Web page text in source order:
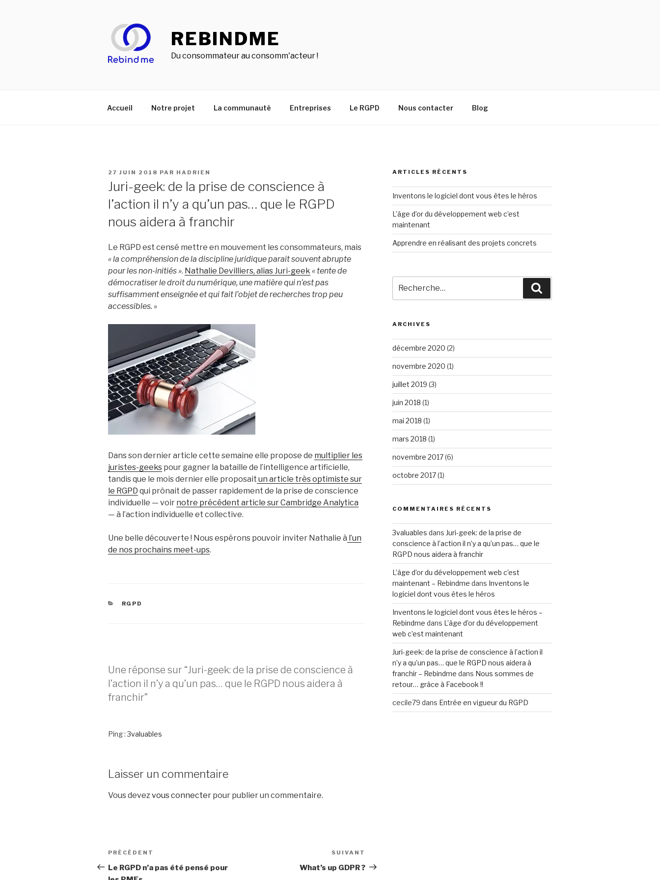
REBINDME
Du consommateur au consomm'acteur !
Accueil Notre projet La communauté Entreprises Le RGPD Nous contacter Blog
PUBLIÉ
27 JUIN 2018 PAR HADRIEN
Juri-geek: de la prise de conscience à
l’action il n’y a qu’un pas… que le RGPD
nous aidera à franchir
Le RGPD est censé mettre en mouvement les consommateurs, mais
« la compréhension de la discipline juridique paraît souvent abrupte
pour les non-initiés ». Nathalie Devilliers, alias Juri-geek « tente de
démocratiser le droit du numérique, une matière qui n’est pas
suffisamment enseignée et qui fait l’objet de recherches trop peu
accessibles. »
Dans son dernier article cette semaine elle propose de multiplier les
juristes-geeks pour gagner la bataille de l’intelligence artificielle,
tandis que le mois dernier elle proposait un article très optimiste sur
le RGPD qui prônait de passer rapidement de la prise de conscience
individuelle — voir notre précédent article sur Cambridge Analytica
— à l’action individuelle et collective.
Une belle découverte ! Nous espérons pouvoir inviter Nathalie à l’un
de nos prochains meet-ups.
CATÉGORIES
RGPD
Une réponse sur “Juri-geek: de la prise de conscience à
l’action il n’y a qu’un pas… que le RGPD nous aidera à
franchir”
Ping :3valuables
Laisser un commentaire
Vous devez vous connecter pour publier un commentaire.
Navigation
de
Article
précédent
PRÉCÉDENT
Le RGPD n’a pas été pensé pour
suivant
SUIVANT
What’s up GDPR ?
ARTICLES RÉCENTS
Inventons le logiciel dont vous êtes le héros
L’âge d’or du développement web c’est
maintenant
Apprendre en réalisant des projets concrets
pour
:
ARCHIVES
décembre 2020 (2)
novembre 2020 (1)
juillet 2019 (3)
juin 2018 (1)
mai 2018 (1)
mars 2018 (1)
novembre 2017(6)
octobre 2017(1)
COMMENTAIRES RÉCENTS
3valuables dans Juri-geek: de la prise de
conscience à l’action il n’y a qu’un pas… que le
RGPD nous aidera à franchir
L’âge d’or du développement web c’est
maintenant – Rebindme dans Inventons le
logiciel dont vous êtes le héros
Inventons le logiciel dont vous êtes le héros –
Rebindme dans L’âge d’or du développement
web c’est maintenant
Juri-geek: de la prise de conscience à l’action il
n’y a qu’un pas… que le RGPD nous aidera à
franchir – Rebindme dans Nous sommes de
retour… grâce à Facebook !!
cecile79 dans Entrée en vigueur du RGPD